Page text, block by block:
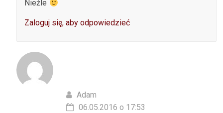
Nieźle
Zaloguj się, aby odpowiedzieć
Adam
06.05.2016 o 17:53